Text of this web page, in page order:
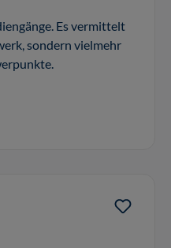
Es vermittelt
sondern vielmehr